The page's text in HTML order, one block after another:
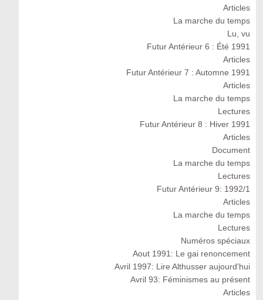
Articles
La marche du temps
Lu, vu
Futur Antérieur 6 : Été 1991
Articles
Futur Antérieur 7 : Automne 1991
Articles
La marche du temps
Lectures
Futur Antérieur 8 : Hiver 1991
Articles
Document
La marche du temps
Lectures
Futur Antérieur 9: 1992/1
Articles
La marche du temps
Lectures
Numéros spéciaux
Aout 1991: Le gai renoncement
Avril 1997: Lire Althusser aujourd'hui
Avril 93: Féminismes au présent
Articles